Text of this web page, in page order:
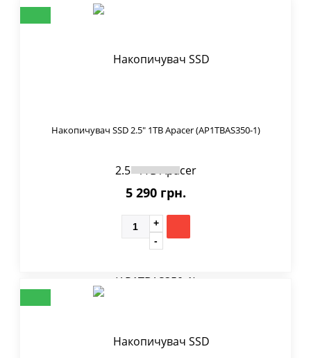
Накопичувач SSD 2.5" 1TB Apacer (AP1TBAS350-1)
5 290 грн.